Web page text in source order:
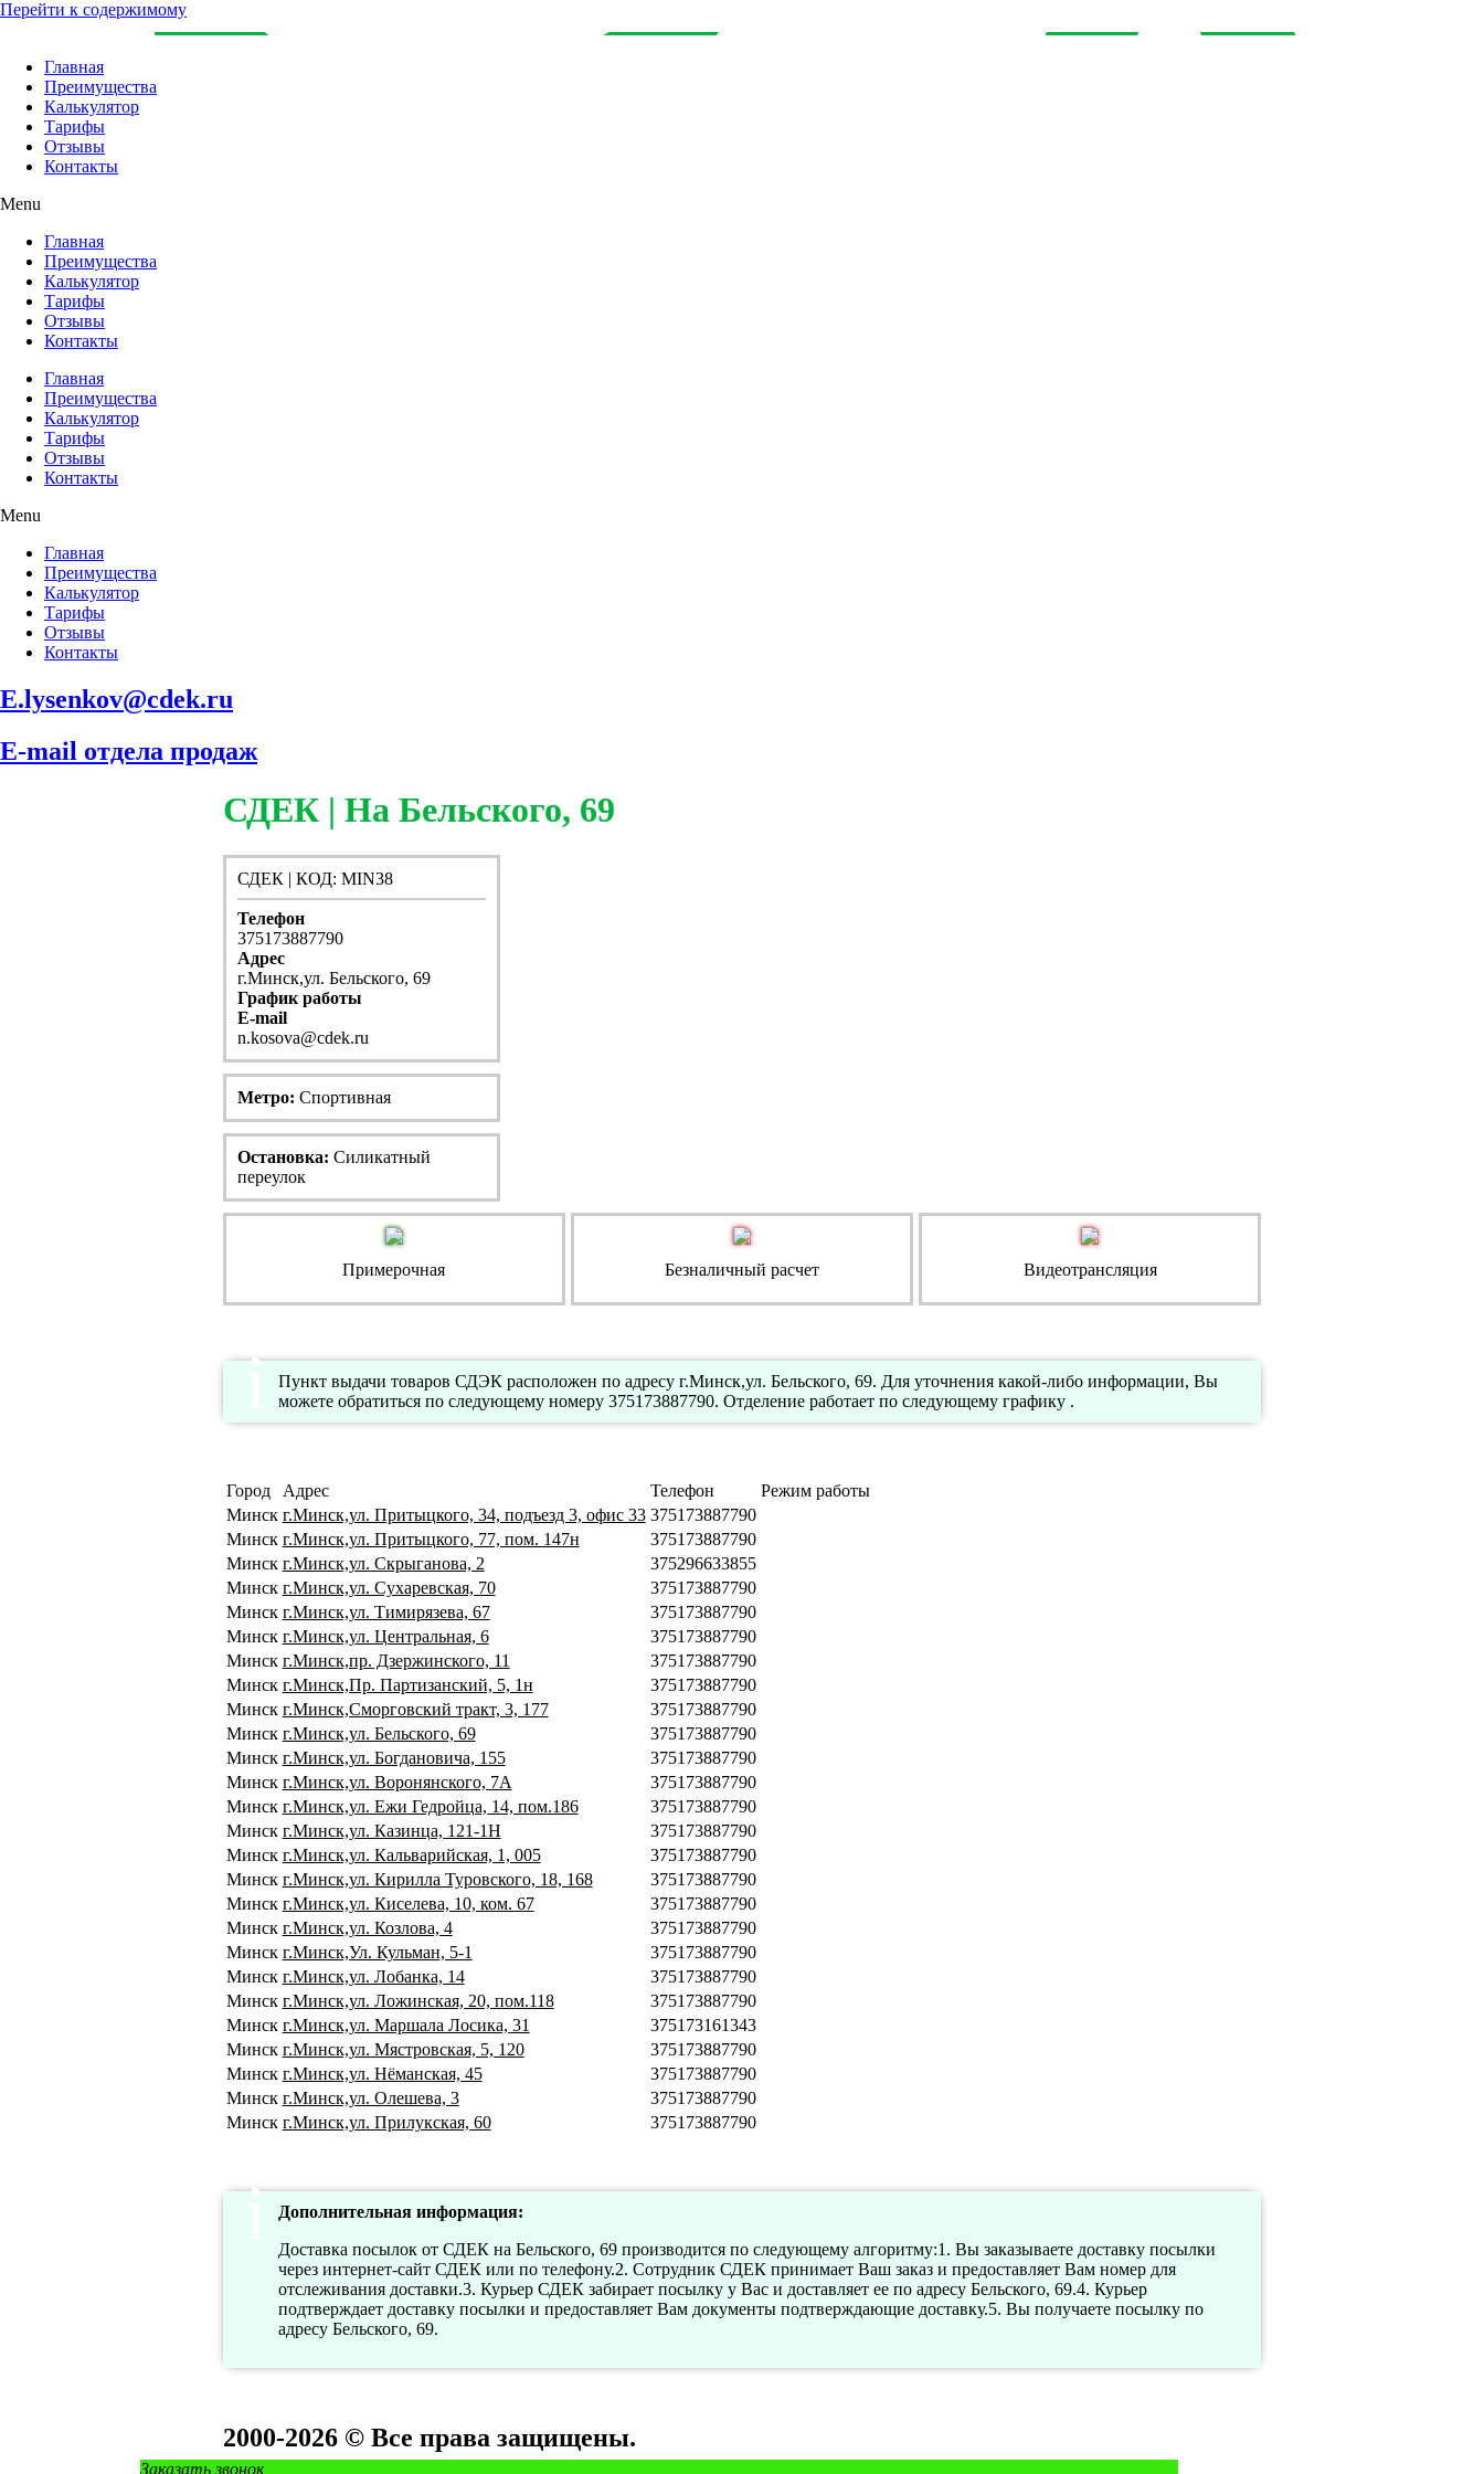
Перейти к содержимому
Главная
Преимущества
Калькулятор
Тарифы
Отзывы
Контакты
Menu
Главная
Преимущества
Калькулятор
Тарифы
Отзывы
Контакты
Главная
Преимущества
Калькулятор
Тарифы
Отзывы
Контакты
Menu
Главная
Преимущества
Калькулятор
Тарифы
Отзывы
Контакты
E.lysenkov@cdek.ru
E-mail отдела продаж
СДЕК | На Бельского, 69
СДЕК | КОД: MIN38
Телефон
375173887790
Адрес
г.Минск,ул. Бельского, 69
График работы
E-mail
n.kosova@cdek.ru
Метро: Спортивная
Остановка: Силикатный
переулок
Примерочная Безналичный расчет Видеотрансляция
Пункт выдачи товаров СДЭК расположен по адресу г.Минск,ул. Бельского, 69. Для уточнения какой-либо информации, Вы
можете обратиться по следующему номеру 375173887790. Отделение работает по следующему графику .
Город Адрес Телефон
Режим работы
Минск г.Минск,ул. Притыцкого, 34, подъезд 3, офис 33 375173887790
Минск г.Минск,ул. Притыцкого, 77, пом. 147н
375173887790
Минск г.Минск,ул. Скрыганова, 2
375296633855
Минск г.Минск,ул. Сухаревская, 70
375173887790
Минск г.Минск,ул. Тимирязева, 67
375173887790
Минск г.Минск,ул. Центральная, 6
375173887790
Минск г.Минск,пр. Дзержинского, 11
375173887790
Минск г.Минск,Пр. Партизанский, 5, 1н
375173887790
Минск г.Минск,Сморговский тракт, 3, 177
375173887790
Минск г.Минск,ул. Бельского, 69
375173887790
Минск г.Минск,ул. Богдановича, 155
375173887790
Минск г.Минск,ул. Воронянского, 7А
375173887790
Минск г.Минск,ул. Ежи Гедройца, 14, пом.186
375173887790
Минск г.Минск,ул. Казинца, 121-1Н
375173887790
Минск г.Минск,ул. Кальварийская, 1, 005
375173887790
Минск г.Минск,ул. Кирилла Туровского, 18, 168
375173887790
Минск г.Минск,ул. Киселева, 10, ком. 67
375173887790
Минск г.Минск,ул. Козлова, 4
375173887790
Минск г.Минск,Ул. Кульман, 5-1
375173887790
Минск г.Минск,ул. Лобанка, 14
375173887790
Минск г.Минск,ул. Ложинская, 20, пом.118
375173887790
Минск г.Минск,ул. Маршала Лосика, 31
375173161343
Минск г.Минск,ул. Мястровская, 5, 120
375173887790
Минск г.Минск,ул. Нёманская, 45
375173887790
Минск г.Минск,ул. Олешева, 3
375173887790
Минск г.Минск,ул. Прилукская, 60 375173887790
Дополнительная информация:
Доставка посылок от СДЕК на Бельского, 69 производится по следующему алгоритму:1. Вы заказываете доставку посылки
через интернет-сайт СДЕК или по телефону.2. Сотрудник СДЕК принимает Ваш заказ и предоставляет Вам номер для
отслеживания доставки.3. Курьер СДЕК забирает посылку у Вас и доставляет ее по адресу Бельского, 69.4. Курьер
подтверждает доставку посылки и предоставляет Вам документы подтверждающие доставку.5. Вы получаете посылку по
адресу Бельского, 69.
2000-2026 © Все права защищены.
Заказать звонок